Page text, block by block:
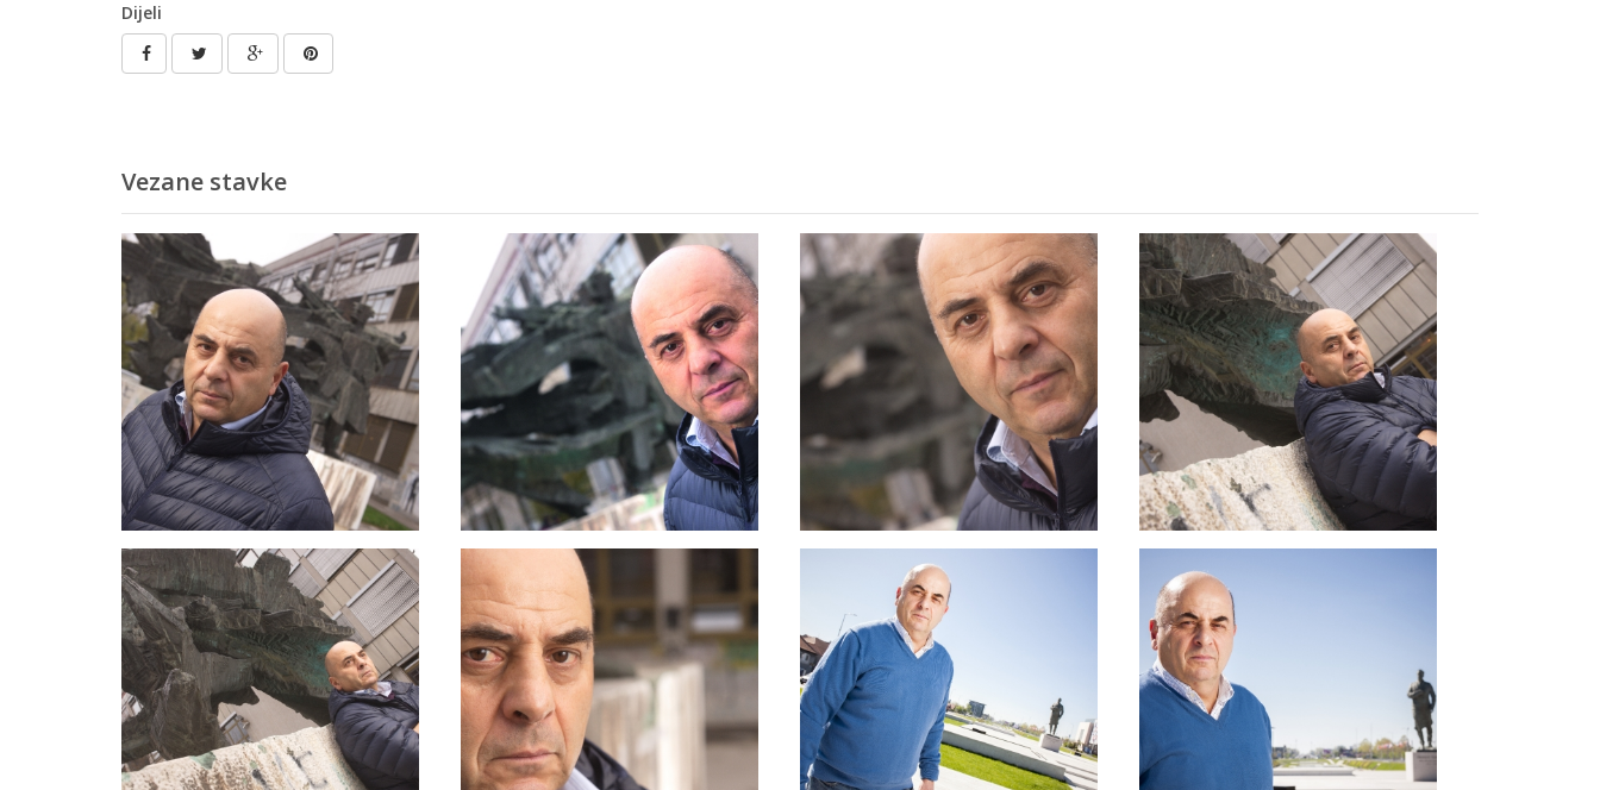
Dijeli
Vezane stavke